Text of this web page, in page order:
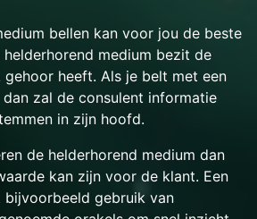
bellen kan voor jou de beste
medium bezit de
heeft. Als je belt met een
zal de consulent informatie
in zijn hoofd.
de helderhorend medium dan
kan zijn voor de klant. Een
bijvoorbeeld gebruik van